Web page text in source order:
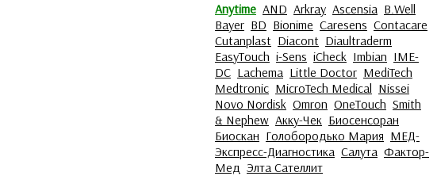
Anytime AND Arkray Ascensia B.Well
Bayer BD Bionime Caresens Contacare
Cutanplast Diacont Diaultraderm
EasyTouch i-Sens iCheck Imbian IME-
DC Lachema Little Doctor MediTech
Medtronic MicroTech Medical Nissei
Novo Nordisk Omron OneTouch Smith
& Nephew Акку-Чек Биосенсоран
Биоскан Голобородько Мария МЕД-
Экспресс-Диагностика Салута Фактор-
Мед Элта Сателлит